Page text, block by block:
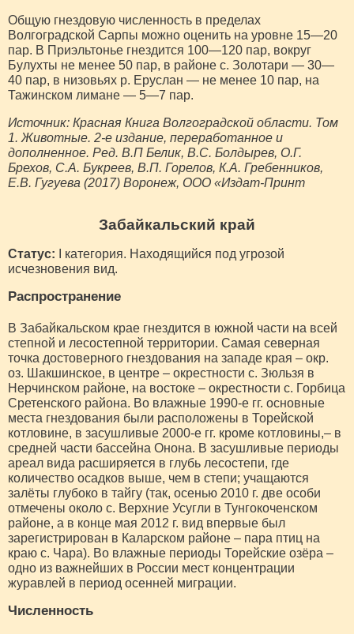
Общую гнездовую численность в пределах
Волгоградской Сарпы можно оценить на уровне 15—20
пар. В Приэльтонье гнездится 100—120 пар, вокруг
Булухты не менее 50 пар, в районе с. Золотари — 30—
40 пар, в низовьях р. Еруслан — не менее 10 пар, на
Тажинском лимане — 5—7 пар.
Источник: Красная Книга Волгоградской области. Том
1. Животные. 2-е издание, переработанное и
дополненное. Ред. В.П Белик, В.С. Болдырев, О.Г.
Брехов, С.А. Букреев, В.П. Горелов, К.А. Гребенников,
Е.В. Гугуева (2017) Воронеж, ООО «Издат-Принт
Забайкальский край
Статус: I категория. Находящийся под угрозой
исчезновения вид.
Распространение
В Забайкальском крае гнездится в южной части на всей
степной и лесостепной территории. Самая северная
точка достоверного гнездования на западе края – окр.
оз. Шакшинское, в центре – окрестности с. Зюльзя в
Нерчинском районе, на востоке – окрестности с. Горбица
Сретенского района. Во влажные 1990-е гг. основные
места гнездования были расположены в Торейской
котловине, в засушливые 2000-е гг. кроме котловины,– в
средней части бассейна Онона. В засушливые периоды
ареал вида расширяется в глубь лесостепи, где
количество осадков выше, чем в степи; учащаются
залёты глубоко в тайгу (так, осенью 2010 г. две особи
отмечены около с. Верхние Усугли в Тунгокоченском
районе, а в конце мая 2012 г. вид впервые был
зарегистрирован в Каларском районе – пара птиц на
краю с. Чара). Во влажные периоды Торейские озёра –
одно из важнейших в России мест концентрации
журавлей в период осенней миграции.
Численность